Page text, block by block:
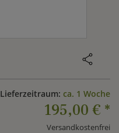
Lieferzeitraum: ca. 1 Woche
195,00 € *
Versandkostenfrei